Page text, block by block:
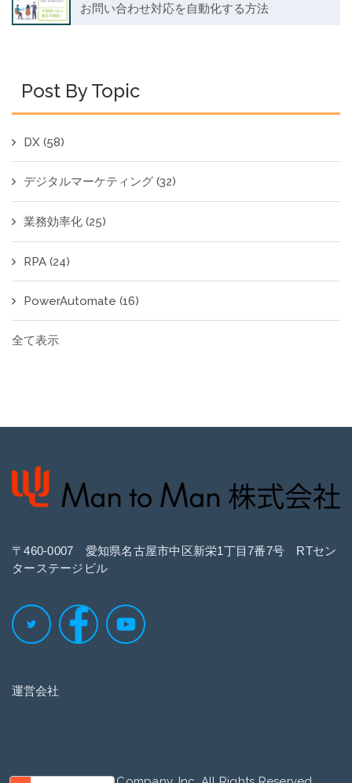
お問い合わせ対応を自動化する方法
Post By Topic
DX (58)
デジタルマーケティング (32)
業務効率化 (25)
RPA (24)
PowerAutomate (16)
全て表示
〒460‐0007 愛知県名古屋市中区新栄1丁目7番7号 RTセン
ターステージビル
運営会社